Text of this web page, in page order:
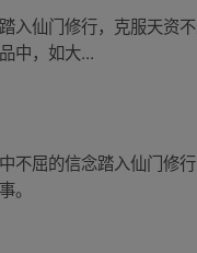
入仙门修行，克服天资
中，如大...
不屈的信念踏入仙门修
。